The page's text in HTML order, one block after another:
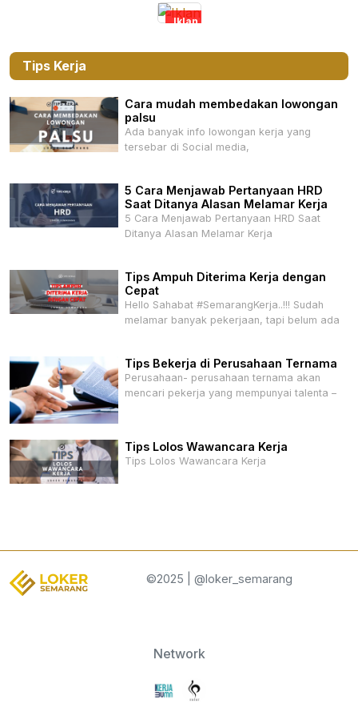
Iklan
Tips Kerja
Cara mudah membedakan lowongan
palsu
Ada banyak info lowongan kerja yang
tersebar di Social media,
5 Cara Menjawab Pertanyaan HRD
Saat Ditanya Alasan Melamar Kerja
5 Cara Menjawab Pertanyaan HRD Saat
Ditanya Alasan Melamar Kerja
Tips Ampuh Diterima Kerja dengan
Cepat
Hello Sahabat #SemarangKerja..!!! Sudah
melamar banyak pekerjaan, tapi belum ada
Tips Bekerja di Perusahaan Ternama
Perusahaan- perusahaan ternama akan
mencari pekerja yang mempunyai talenta –
Tips Lolos Wawancara Kerja
Tips Lolos Wawancara Kerja
©2025 | @loker_semarang
Network